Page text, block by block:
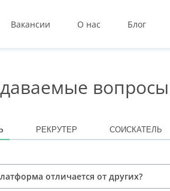
Вакансии О нас Блог
вопросы
РЕКРУТЕР СОИСКАТЕЛЬ
отличается от других?